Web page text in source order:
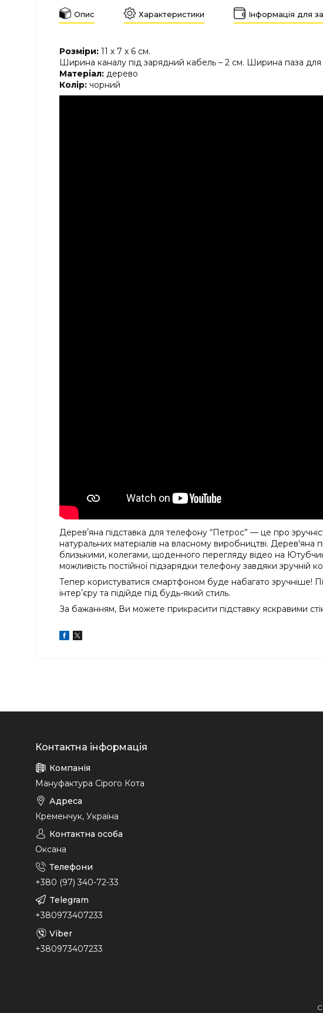
Опис Характеристики Інформація для
Розміри: 11 х 7 х 6 см.
Ширина каналу під зарядний кабель – 2 см. Ширина паза для
Матеріал: дерево
Колір: чорний
Деревʼяна підставка для телефону “Петрос” — це про
натуральних матеріалів на власному виробництві. Дерев'яна
близькими, колегами, щоденного перегляду відео на
можливість постійної підзарядки телефону завдяки зручній
Тепер користуватися смартфоном буде набагато зручніше!
інтерʼєру та підійде під будь-який стиль.
За бажанням, Ви можете прикрасити підставку яскравими
Мануфактура Сірого Кота
Кременчук, Україна
Оксана
+380 (97) 340-72-33
+380973407233
+380973407233